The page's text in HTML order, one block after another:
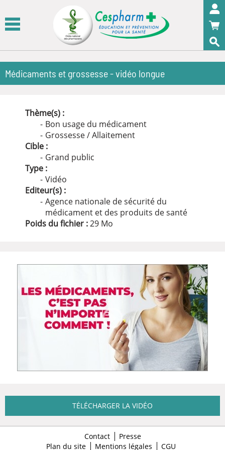
Médicaments et grossesse - vidéo longue
Thème(s) :
Bon usage du médicament
Grossesse / Allaitement
Cible :
Grand public
Type :
Vidéo
Editeur(s) :
Agence nationale de sécurité du
médicament et des produits de santé
Poids du fichier :29 Mo
TÉLÉCHARGER LA VIDÉO
Contact
Presse
Plan du site
Mentions légales CGU